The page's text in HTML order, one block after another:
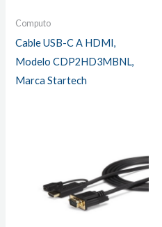
Computo
Cable USB-C A HDMI,
Modelo CDP2HD3MBNL,
Marca Startech